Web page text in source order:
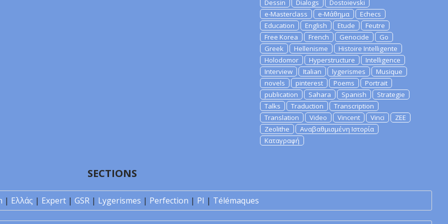
Dessin
Dialogs
Dostoievski
e-Masterclass
e-Μάθημα
Echecs
Education
English Etude
Feutre
Free Korea
French Genocide
Go
Greek
Hellenisme
Histoire Intelligente
Holodomor
Hyperstructure
Intelligence
Interview
Italian lygerismes
Musique
novels
pinterest Poems
Portrait
publication
Sahara Spanish
Strategie
Talks
Traduction
Transcription
Translation
Video Vincent Vinci
ZEE
Zeolithe
Αναβαθμισμένη Ιστορία
Καταγραφή
SECTIONS
| Ελλάς | Expert | GSR | Lygerismes | Perfection | PI | Télémaques